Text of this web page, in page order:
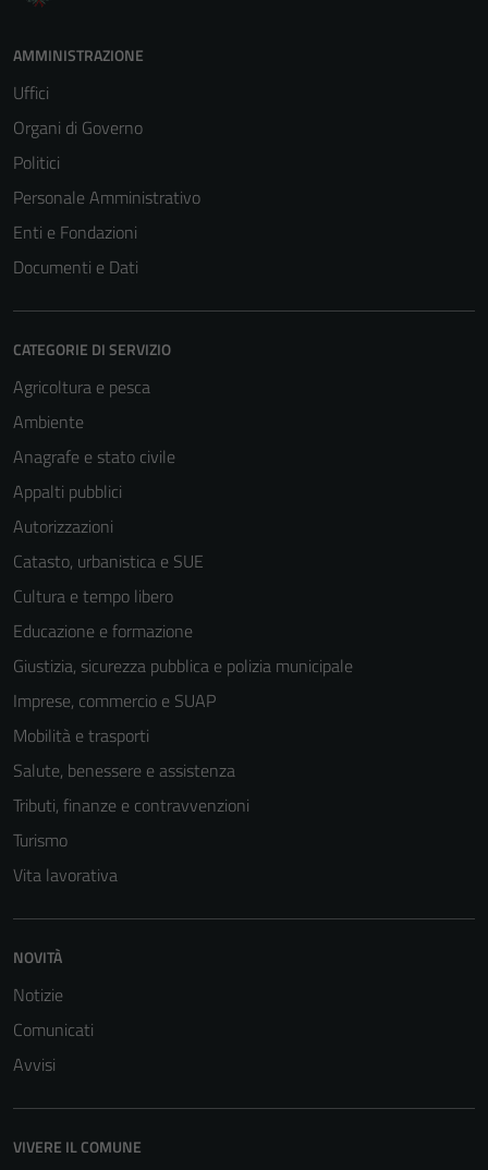
AMMINISTRAZIONE
Uffici
Organi di Governo
Politici
Personale Amministrativo
Enti e Fondazioni
Documenti e Dati
CATEGORIE DI SERVIZIO
Agricoltura e pesca
Ambiente
Anagrafe e stato civile
Appalti pubblici
Autorizzazioni
Catasto, urbanistica e SUE
Cultura e tempo libero
Educazione e formazione
Giustizia, sicurezza pubblica e polizia municipale
Imprese, commercio e SUAP
Mobilità e trasporti
Salute, benessere e assistenza
Tributi, finanze e contravvenzioni
Turismo
Vita lavorativa
NOVITÀ
Notizie
Comunicati
Avvisi
VIVERE IL COMUNE